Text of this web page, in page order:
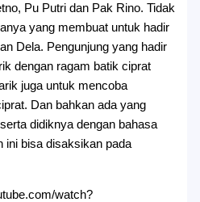
Pu Putri dan Pak Rino. Tidak
yang membuat untuk hadir
Dela. Pengunjung yang hadir
dengan ragam batik ciprat
juga untuk mencoba
Dan bahkan ada yang
didiknya dengan bahasa
ini bisa disaksikan pada
watch?